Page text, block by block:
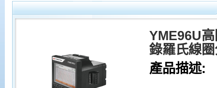
YME96U
錄羅氏線
產品描述: